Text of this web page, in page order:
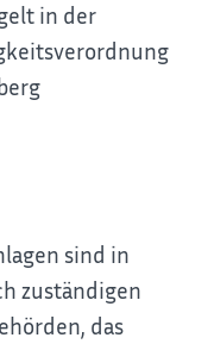
in der
sind in
zuständigen
das